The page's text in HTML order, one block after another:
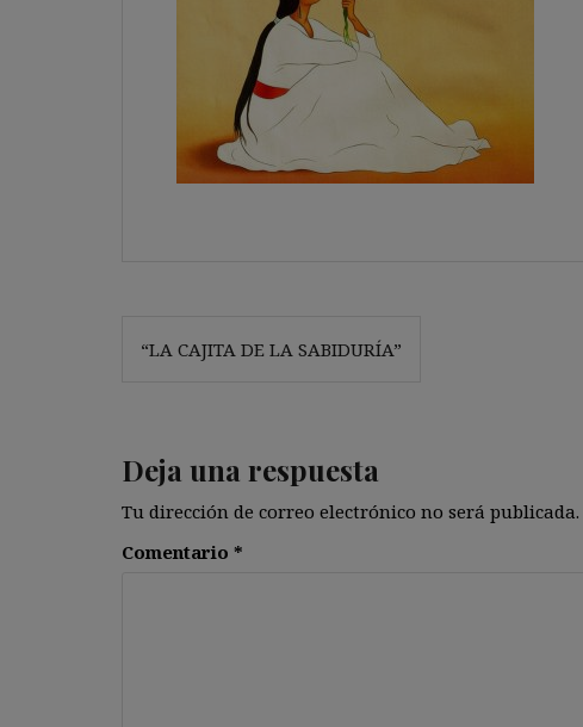
Navegación
“LA CAJITA DE LA SABIDURÍA”
Deja una respuesta
Tu dirección de correo electrónico no será publicada.
Comentario *